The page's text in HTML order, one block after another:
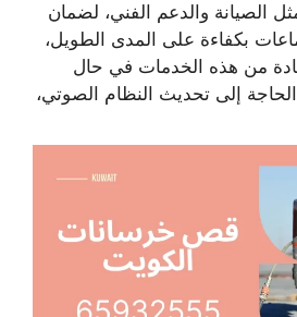
الصيانة والدعم الفني، لضمان
بكفاءة على المدى الطويل،
من هذه الخدمات في حال
إلى تحديث النظام الصوتي،